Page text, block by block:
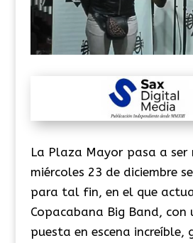
La Plaza Mayor pasa a ser
miércoles 23 de diciembre
para tal fin, en el que
Copacabana Big Band, con
puesta en escena increíble,